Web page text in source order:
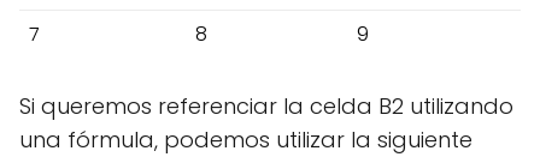
7
8 9
Si queremos referenciar la celda B2 utilizando
una fórmula, podemos utilizar la siguiente